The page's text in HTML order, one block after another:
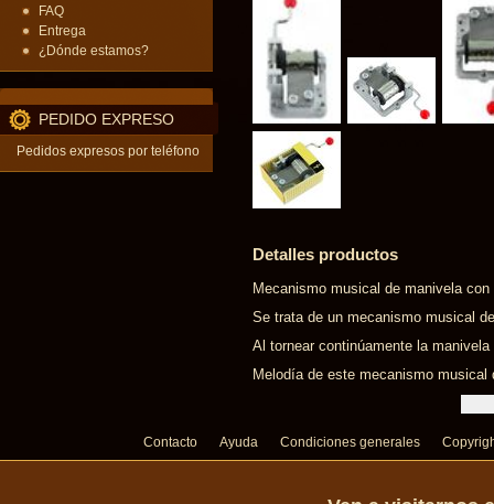
FAQ
Entrega
¿Dónde estamos?
PEDIDO EXPRESO
Pedidos expresos por teléfono
Detalles productos
Mecanismo musical de manivela
Se trata de un mecanismo musical
Al tornear continúamente la
Melodía de este mecanismo musical
Contacto Ayuda Condiciones generales